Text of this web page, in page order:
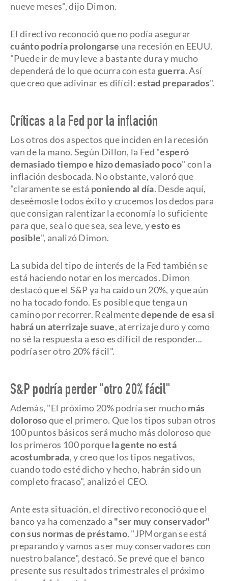
nueve meses", dijo Dimon.
El directivo reconoció que no podía asegurar
cuánto podría prolongarse una recesión en EEUU.
"Puede ir de muy leve a bastante dura y mucho
dependerá de lo que ocurra con esta guerra. Así
que creo que adivinar es difícil:estad preparados".
Críticas a la Fed por la inflación
Los otros dos aspectos que inciden en la recesión
van de la mano. Según Dillon, la Fed "esperó
demasiado tiempo e hizo demasiado poco" con la
inflación desbocada. No obstante, valoró que
"claramente se está poniendo al día. Desde aquí,
deseémosle todos éxito y crucemos los dedos para
que consigan ralentizar la economía lo suficiente
para que, sea lo que sea, sea leve, yesto es
posible", analizó Dimon.
La subida del tipo de interés de la Fed también se
está haciendo notar en los mercados. Dimon
destacó que el S&P ya ha caído un 20%, y que aún
no ha tocado fondo. Es posible que tenga un
camino por recorrer. Realmentedepende de esa si
habrá un aterrizaje suave, aterrizaje duro y como
no sé la respuesta a eso es difícil de responder...
podría ser otro 20% fácil".
S&P podría perder "otro 20% fácil"
Además, "El próximo 20% podría ser muchomás
dolorosoque el primero. Que los tipos suban otros
100 puntos básicos será mucho más doloroso que
los primeros 100 porquela gente no está
acostumbrada, y creo que los tipos negativos,
cuando todo esté dicho y hecho, habrán sido un
completo fracaso", analizó el CEO.
Ante esta situación, el directivo reconoció que el
banco ya ha comenzado a "ser muy conservador"
con sus normas de préstamo. "JPMorgan se está
preparando y vamos a ser muy conservadores con
nuestro balance", destacó. Se prevé que el banco
presente sus resultados trimestrales el próximo